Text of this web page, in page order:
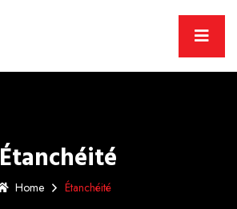
Étanchéité
Home Étanchéité